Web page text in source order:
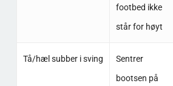
footbed ikke
står for høyt
Tå/hæl subber i sving
Sentrer
bootsen på